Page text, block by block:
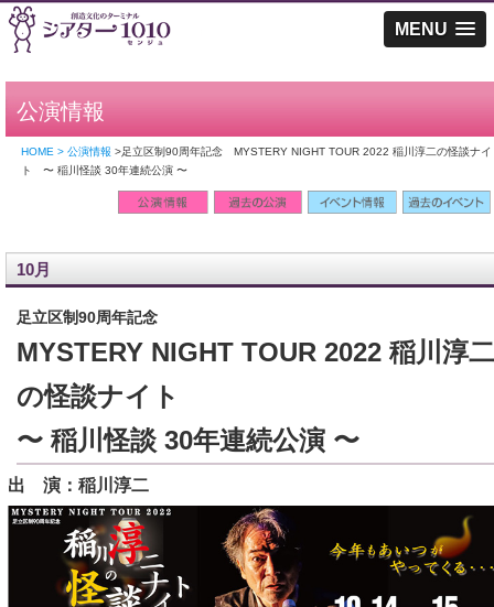
MENU
公演情報
HOME > 公演情報 >足立区制90周年記念 MYSTERY NIGHT TOUR 2022 稲川淳二の怪談ナイ
ト 〜 稲川怪談 30年連続公演 〜
10月
足立区制90周年記念
MYSTERY NIGHT TOUR 2022 稲川淳二
の怪談ナイト
〜 稲川怪談 30年連続公演 〜
出 演：稲川淳二